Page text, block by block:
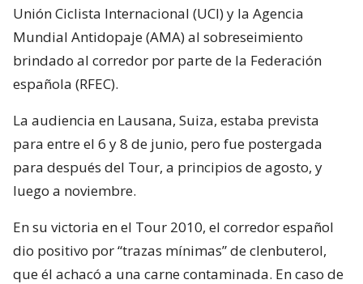
Unión Ciclista Internacional (UCI) y la Agencia
Mundial Antidopaje (AMA) al sobreseimiento
brindado al corredor por parte de la Federación
española (RFEC).
La audiencia en Lausana, Suiza, estaba prevista
para entre el 6 y 8 de junio, pero fue postergada
para después del Tour, a principios de agosto, y
luego a noviembre.
En su victoria en el Tour 2010, el corredor español
dio positivo por “trazas mínimas” de clenbuterol,
que él achacó a una carne contaminada. En caso de